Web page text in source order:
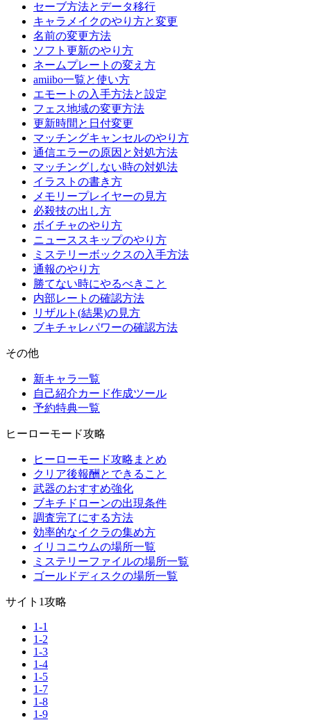
セーブ方法とデータ移行
キャラメイクのやり方と変更
名前の変更方法
ソフト更新のやり方
ネームプレートの変え方
amiibo一覧と使い方
エモートの入手方法と設定
フェス地域の変更方法
更新時間と日付変更
マッチングキャンセルのやり方
通信エラーの原因と対処方法
マッチングしない時の対処法
イラストの書き方
メモリープレイヤーの見方
必殺技の出し方
ボイチャのやり方
ニューススキップのやり方
ミステリーボックスの入手方法
通報のやり方
勝てない時にやるべきこと
内部レートの確認方法
リザルト(結果)の見方
ブキチャレパワーの確認方法
その他
新キャラ一覧
自己紹介カード作成ツール
予約特典一覧
ヒーローモード攻略
ヒーローモード攻略まとめ
クリア後報酬とできること
武器のおすすめ強化
ブキチドローンの出現条件
調査完了にする方法
効率的なイクラの集め方
イリコニウムの場所一覧
ミステリーファイルの場所一覧
ゴールドディスクの場所一覧
サイト1攻略
1-1
1-2
1-3
1-4
1-5
1-7
1-8
1-9